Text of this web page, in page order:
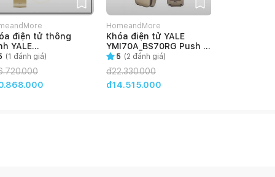
điện tử thông
YALE
(1 đánh giá)
HomeandMore
Khóa điện tử YALE
YMI70A_BS70RG Push &
Pull Backset 70mm
5 (2 đánh giá)
đ22.330.000
đ14.515.000